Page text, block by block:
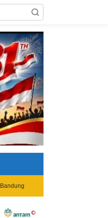
Bandung